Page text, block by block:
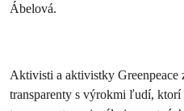
Ábelová.
Aktivisti a aktivistky Greenpeace
transparenty s výrokmi ľudí,